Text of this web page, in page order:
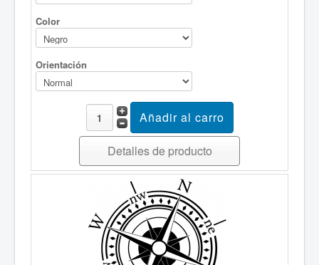
Color
Orientación
Detalles de producto